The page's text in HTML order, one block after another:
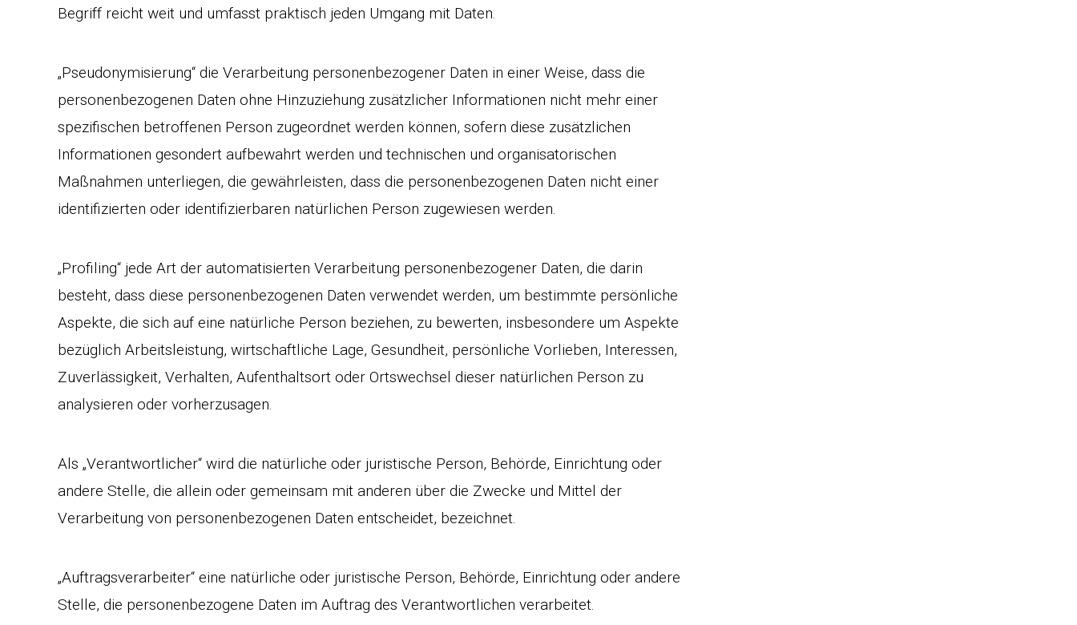
Begriff reicht weit und umfasst praktisch jeden Umgang mit Daten.
„Pseudonymisierung“ die Verarbeitung personenbezogener Daten in einer Weise, dass die
personenbezogenen Daten ohne Hinzuziehung zusätzlicher Informationen nicht mehr einer
spezifischen betroffenen Person zugeordnet werden können, sofern diese zusätzlichen
Informationen gesondert aufbewahrt werden und technischen und organisatorischen
Maßnahmen unterliegen, die gewährleisten, dass die personenbezogenen Daten nicht einer
identifizierten oder identifizierbaren natürlichen Person zugewiesen werden.
„Profiling“ jede Art der automatisierten Verarbeitung personenbezogener Daten, die darin
besteht, dass diese personenbezogenen Daten verwendet werden, um bestimmte persönliche
Aspekte, die sich auf eine natürliche Person beziehen, zu bewerten, insbesondere um Aspekte
bezüglich Arbeitsleistung, wirtschaftliche Lage, Gesundheit, persönliche Vorlieben, Interessen,
Zuverlässigkeit, Verhalten, Aufenthaltsort oder Ortswechsel dieser natürlichen Person zu
analysieren oder vorherzusagen.
Als „Verantwortlicher“ wird die natürliche oder juristische Person, Behörde, Einrichtung oder
andere Stelle, die allein oder gemeinsam mit anderen über die Zwecke und Mittel der
Verarbeitung von personenbezogenen Daten entscheidet, bezeichnet.
„Auftragsverarbeiter“ eine natürliche oder juristische Person, Behörde, Einrichtung oder andere
Stelle, die personenbezogene Daten im Auftrag des Verantwortlichen verarbeitet.